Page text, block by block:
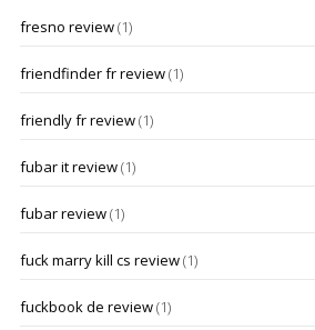
fresno review(1)
friendfinder fr review(1)
friendly fr review(1)
fubar it review(1)
fubar review(1)
fuck marry kill cs review(1)
fuckbook de review(1)